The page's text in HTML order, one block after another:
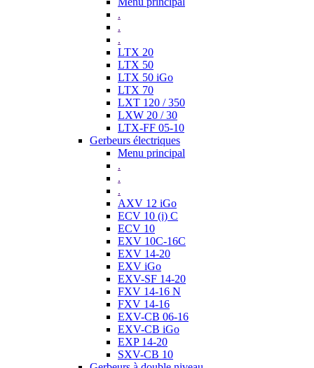
.
.
.
LTX 20
LTX 50
LTX 50 iGo
LTX 70
LXT 120 / 350
LXW 20 / 30
LTX-FF 05-10
Gerbeurs électriques
Menu principal
.
.
.
AXV 12 iGo
ECV 10 (i) C
ECV 10
EXV 10C-16C
EXV 14-20
EXV iGo
EXV-SF 14-20
FXV 14-16 N
FXV 14-16
EXV-CB 06-16
EXV-CB iGo
EXP 14-20
SXV-CB 10